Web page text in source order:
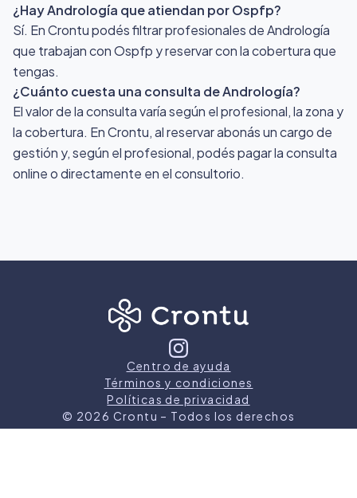
¿Hay Andrología que atiendan por Ospfp?
Sí. En Crontu podés filtrar profesionales de Andrología
que trabajan con Ospfp y reservar con la cobertura que
tengas.
¿Cuánto cuesta una consulta de Andrología?
El valor de la consulta varía según el profesional, la zona y
la cobertura. En Crontu, al reservar abonás un cargo de
gestión y, según el profesional, podés pagar la consulta
online o directamente en el consultorio.
Centro de ayuda
Términos y condiciones
Políticas de privacidad
© 2026 Crontu – Todos los derechos
reservados